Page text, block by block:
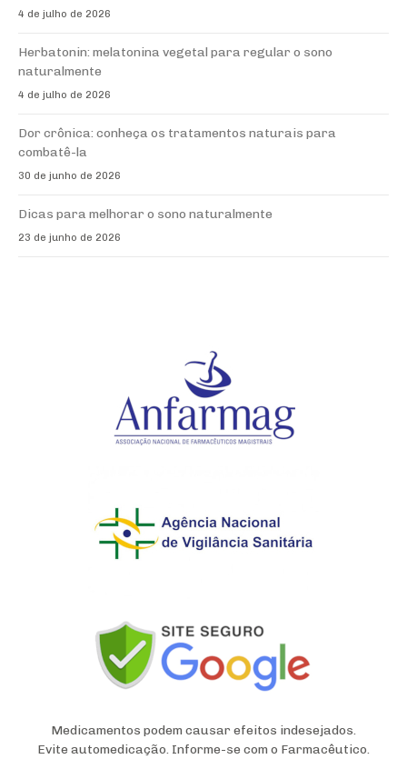
4 de julho de 2026
Herbatonin: melatonina vegetal para regular o sono
naturalmente
4 de julho de 2026
Dor crônica: conheça os tratamentos naturais para
combatê-la
30 de junho de 2026
Dicas para melhorar o sono naturalmente
23 de junho de 2026
Medicamentos podem causar efeitos indesejados.
Evite automedicação. Informe-se com o Farmacêutico.